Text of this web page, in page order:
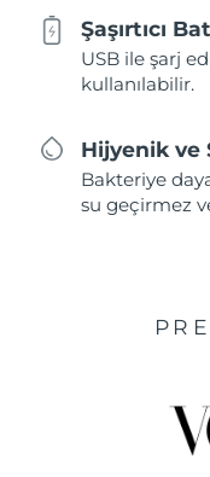
Şaşırtıcı
USB ile şarj
kullanılabilir.
Hijyenik ve
Bakteriye
su geçirmez